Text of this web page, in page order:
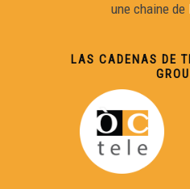
une chaine de
LAS CADENAS DE